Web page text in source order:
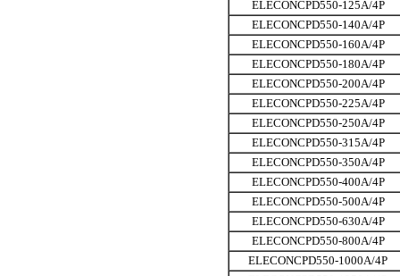
ELECONCPD550-125A/4P
ELECONCPD550-140A/4P
ELECONCPD550-160A/4P
ELECONCPD550-180A/4P
ELECONCPD550-200A/4P
ELECONCPD550-225A/4P
ELECONCPD550-250A/4P
ELECONCPD550-315A/4P
ELECONCPD550-350A/4P
ELECONCPD550-400A/4P
ELECONCPD550-500A/4P
ELECONCPD550-630A/4P
ELECONCPD550-800A/4P
ELECONCPD550-1000A/4P